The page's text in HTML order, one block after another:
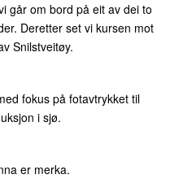
går om bord på eit av dei to
Deretter set vi kursen mot
Snilstveitøy.
fokus på fotavtrykket til
i sjø.
er merka.